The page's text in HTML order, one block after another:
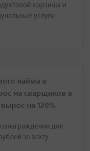
корзины и
услуги
найма в
на сварщиков в
на 120%
для
за вахту